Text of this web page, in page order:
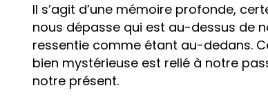
Il s’agit d’une mémoire profonde,
nous dépasse qui est au-dessus de
ressentie comme étant au-dedans.
bien mystérieuse est relié à notre
notre présent.